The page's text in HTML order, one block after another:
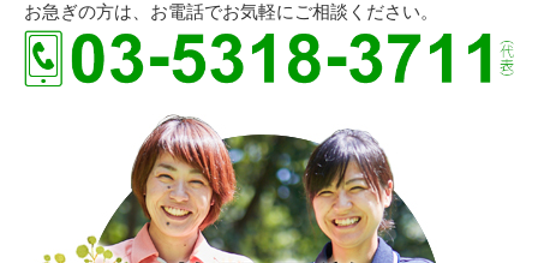
お急ぎの方は、お電話でお気軽にご相談ください。